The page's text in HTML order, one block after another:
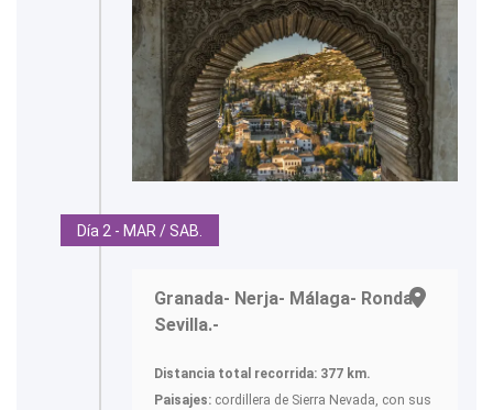
Día 2 - MAR / SAB.
Granada- Nerja- Málaga- Ronda-
Sevilla.-
Distancia total recorrida: 377 km.
Paisajes: cordillera de Sierra Nevada, con sus